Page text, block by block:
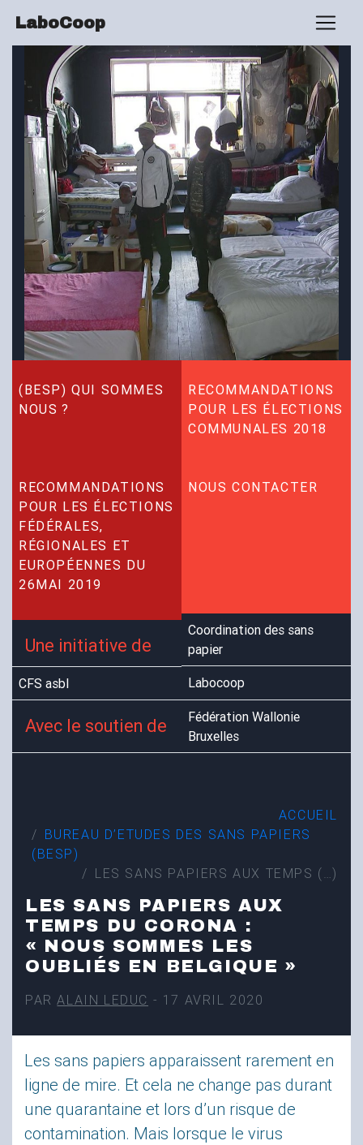
LaboCoop
(BESP) QUI SOMMES
NOUS ?
RECOMMANDATIONS
POUR LES ÉLECTIONS
COMMUNALES 2018
RECOMMANDATIONS
POUR LES ÉLECTIONS
FÉDÉRALES,
RÉGIONALES ET
EUROPÉENNES DU
26MAI 2019
NOUS CONTACTER
Une initiative de
Coordination des sans
papier
CFS asbl Labocoop
Avec le soutien de
Fédération Wallonie
Bruxelles
ACCUEIL
BUREAU D’ETUDES DES SANS PAPIERS
(BESP)
LES SANS PAPIERS AUX TEMPS (…)
LES SANS PAPIERS AUX
TEMPS DU CORONA :
« NOUS SOMMES LES
OUBLIÉS EN BELGIQUE »
PARALAIN LEDUC - 17 AVRIL 2020
Les sans papiers apparaissent rarement en
ligne de mire. Et cela ne change pas durant
une quarantaine et lors d’un risque de
contamination. Mais lorsque le virus